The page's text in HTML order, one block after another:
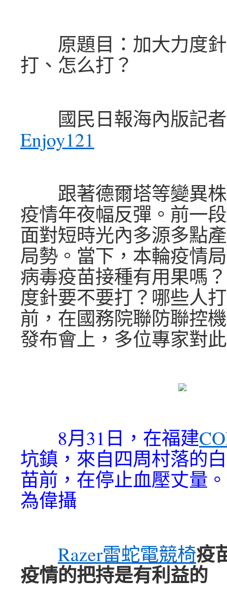
原題目：加大力度針
打、怎么打？
國民日報海內版記者
Enjoy121
跟著德爾塔等變異株
疫情年夜幅反彈。前一
面對短時光內多源多點
局勢。當下，本輪疫情
病毒疫苗接種有用果嗎
度針要不要打？哪些人
前，在國務院聯防聯控
發布會上，多位專家對
8月31日，在福建
坑鎮，來自四周村落的
苗前，在停止血壓丈量。
為偉攝
Razer雷蛇電競椅疫
疫情的把持是有利益的